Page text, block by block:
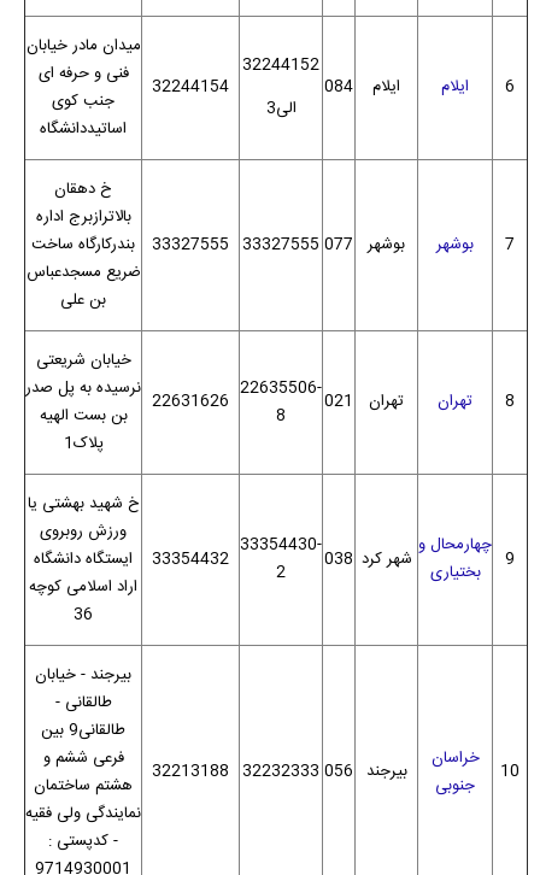
میدان مادر خیابان
فنی و حرفه ای
جنب کوی
اساتیددانشگاه
32244154
32244152
الی3
084 ایلام ایلام 6
خ دهقان
بالاترازبرج اداره
بندرکارگاه ساخت
ضریع مسجدعباس
بن علی
33327555 33327555 077 بوشهر بوشهر 7
خیابان شریعتی
نرسیده به پل صدر
بن بست الهیه
پلاک1
22631626 22635506-
8
021 تهران تهران 8
خ شهید بهشتی یا
ورزش روبروی
ایستگاه دانشگاه
اراد اسلامی کوچه
36
33354432
33354430-
2
038 شهر کرد
چهارمحال و
بختیاری
9
بیرجند - خیابان
طالقانی -
طالقانی9 بین
فرعی ششم و
هشتم ساختمان
نمایندگی ولی فقیه
- کدپستی :
9714930001
32213188 32232333 056 بیرجند
خراسان
جنوبی
10